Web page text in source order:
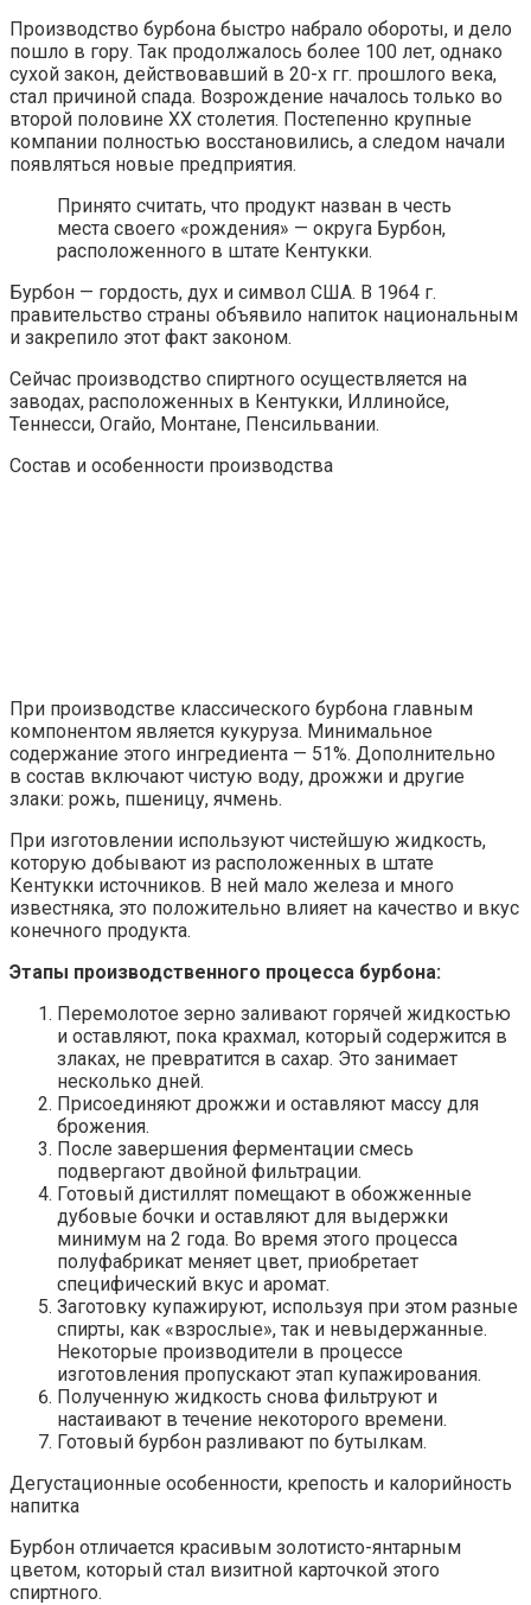
Производство бурбона быстро набрало обороты, и дело
пошло в гору. Так продолжалось более 100 лет, однако
сухой закон, действовавший в 20-х гг. прошлого века,
стал причиной спада. Возрождение началось только во
второй половине XX столетия. Постепенно крупные
компании полностью восстановились, а следом начали
появляться новые предприятия.
Принято считать, что продукт назван в честь
места своего «рождения» — округа Бурбон,
расположенного в штате Кентукки.
Бурбон — гордость, дух и символ США. В 1964 г.
правительство страны объявило напиток национальным
и закрепило этот факт законом.
Сейчас производство спиртного осуществляется на
заводах, расположенных в Кентукки, Иллинойсе,
Теннесси, Огайо, Монтане, Пенсильвании.
Состав и особенности производства
При производстве классического бурбона главным
компонентом является кукуруза. Минимальное
содержание этого ингредиента — 51%. Дополнительно
в состав включают чистую воду, дрожжи и другие
злаки: рожь, пшеницу, ячмень.
При изготовлении используют чистейшую жидкость,
которую добывают из расположенных в штате
Кентукки источников. В ней мало железа и много
известняка, это положительно влияет на качество и вкус
конечного продукта.
Этапы производственного процесса бурбона:
Перемолотое зерно заливают горячей жидкостью
и оставляют, пока крахмал, который содержится в
злаках, не превратится в сахар. Это занимает
несколько дней.
Присоединяют дрожжи и оставляют массу для
брожения.
После завершения ферментации смесь
подвергают двойной фильтрации.
Готовый дистиллят помещают в обожженные
дубовые бочки и оставляют для выдержки
минимум на 2 года. Во время этого процесса
полуфабрикат меняет цвет, приобретает
специфический вкус и аромат.
Заготовку купажируют, используя при этом разные
спирты, как «взрослые», так и невыдержанные.
Некоторые производители в процессе
изготовления пропускают этап купажирования.
Полученную жидкость снова фильтруют и
настаивают в течение некоторого времени.
Готовый бурбон разливают по бутылкам.
Дегустационные особенности, крепость и калорийность
напитка
Бурбон отличается красивым золотисто-янтарным
цветом, который стал визитной карточкой этого
спиртного.